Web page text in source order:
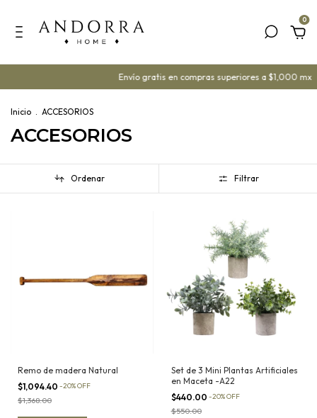
0
Envío gratis en compras superiores a $1,000 mx
Inicio . ACCESORIOS
ACCESORIOS
Ordenar Filtrar
Remo de madera Natural
$1,094.40 -20%OFF
$1,368.00
Set de 3 Mini Plantas Artificiales
en Maceta -A22
$440.00 -20%OFF
$550.00